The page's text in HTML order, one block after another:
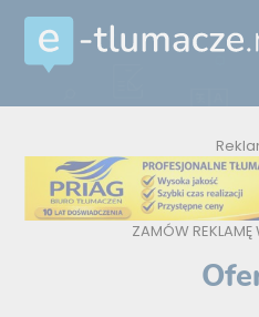
ZAMÓW REKLAMĘ